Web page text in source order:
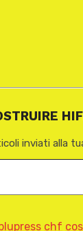
inviati alla
chf